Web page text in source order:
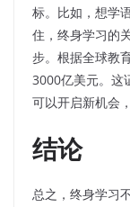
标。比如，想学
住，终身学习的
步。根据全球教
3000亿美元。这
可以开启新机会
结论
总之，终身学习